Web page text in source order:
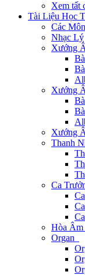
Xem tất
Tài Liệu Học
Các
Nhạc Lý
Xướng
Xướng
Xướng
Thanh
Ca
Hòa
Organ